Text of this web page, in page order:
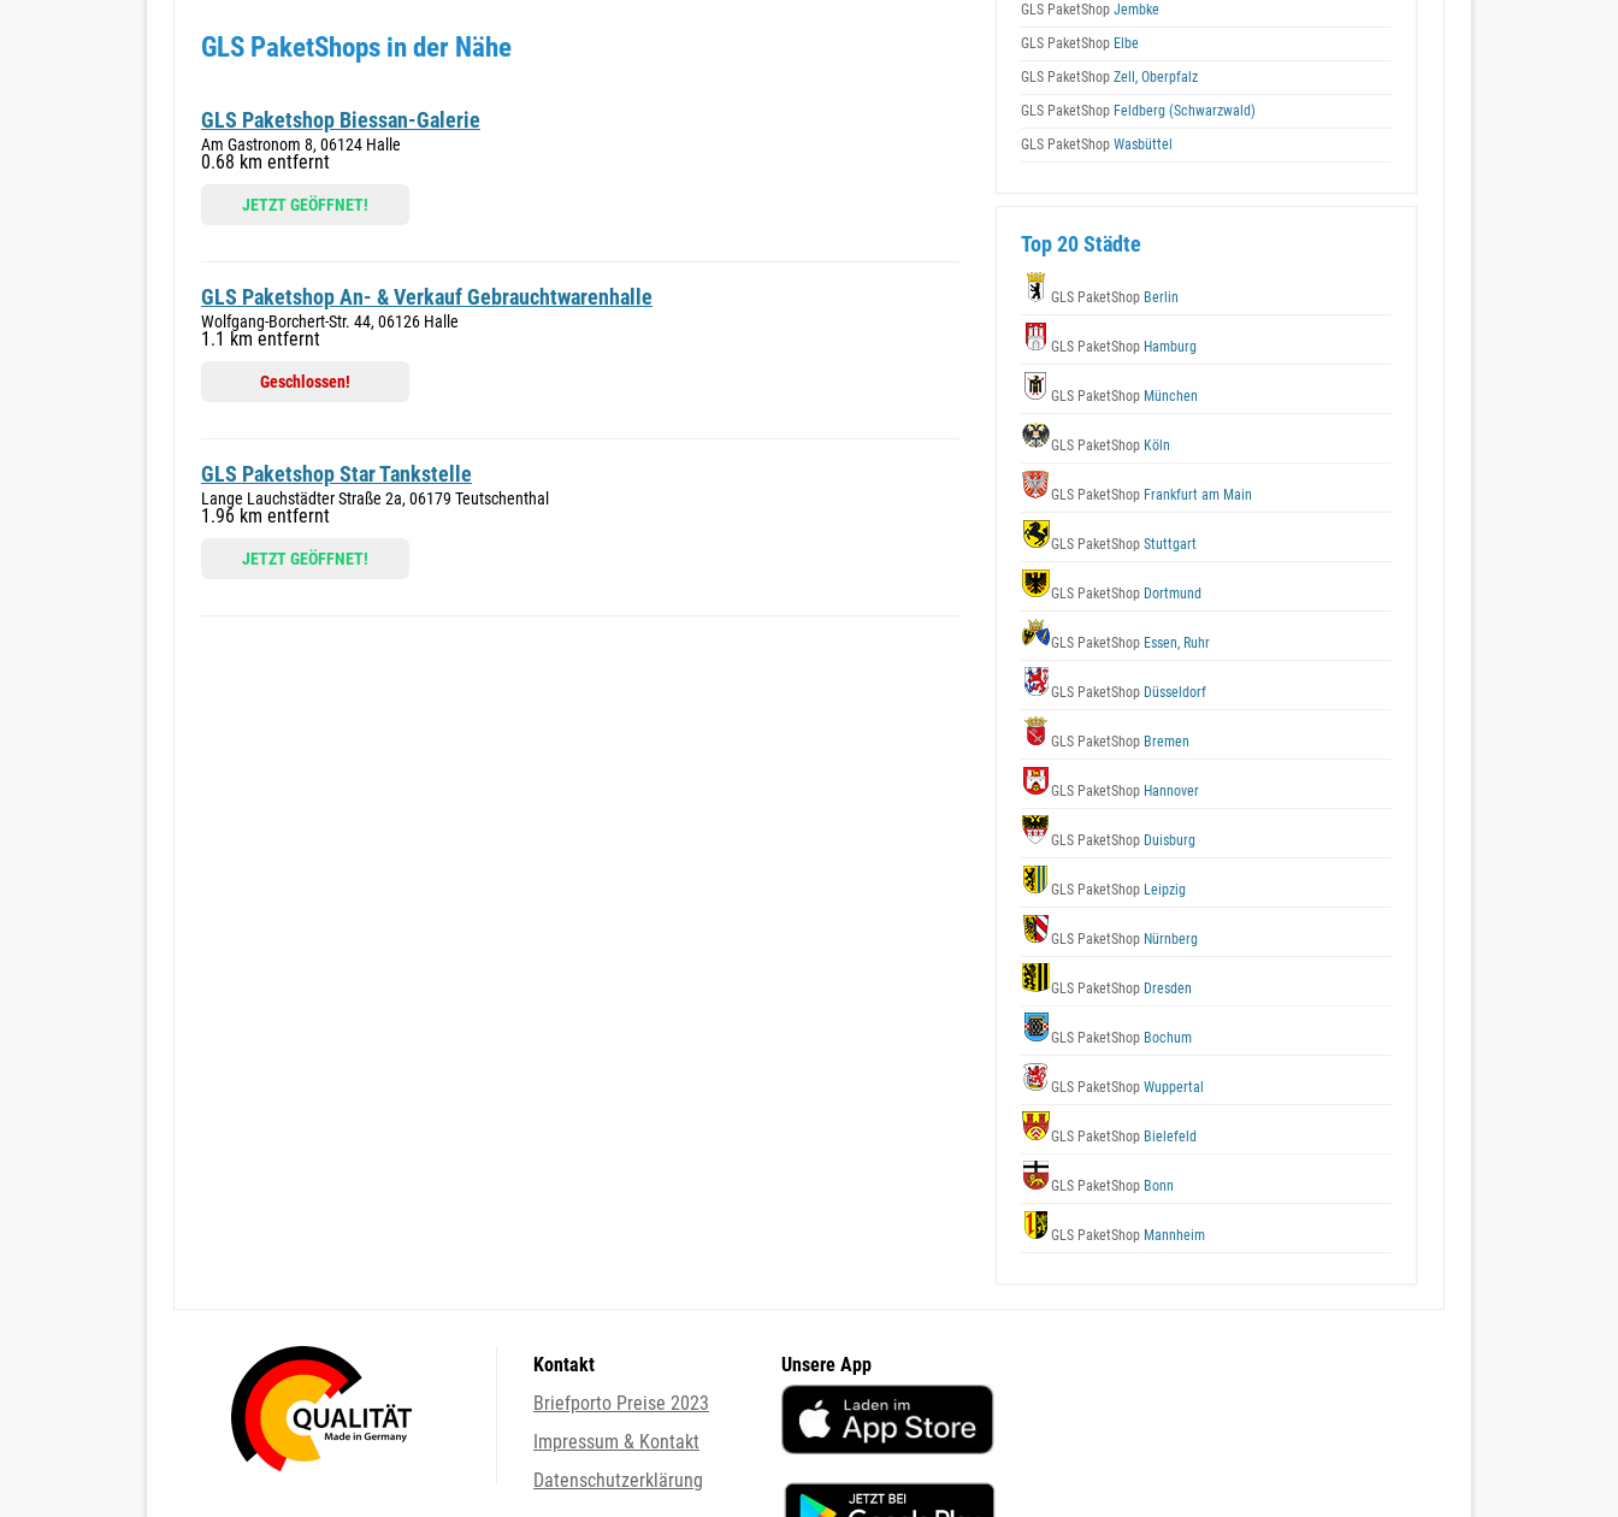
GLS PaketShops in der Nähe
GLS Paketshop Biessan-Galerie
Am Gastronom 8, 06124 Halle
0.68 km entfernt
JETZT GEÖFFNET!
GLS Paketshop An- & Verkauf Gebrauchtwarenhalle
Wolfgang-Borchert-Str. 44, 06126 Halle
1.1 km entfernt
Geschlossen!
GLS Paketshop Star Tankstelle
Lange Lauchstädter Straße 2a, 06179 Teutschenthal
1.96 km entfernt
JETZT GEÖFFNET!
GLS PaketShop Jembke
GLS PaketShop Elbe
GLS PaketShop Zell, Oberpfalz
GLS PaketShop Feldberg (Schwarzwald)
GLS PaketShop Wasbüttel
Top 20 Städte
GLS PaketShop Berlin
GLS PaketShop Hamburg
GLS PaketShop München
GLS PaketShop Köln
GLS PaketShop Frankfurt am Main
GLS PaketShop Stuttgart
GLS PaketShop Dortmund
GLS PaketShop Essen, Ruhr
GLS PaketShop Düsseldorf
GLS PaketShop Bremen
GLS PaketShop Hannover
GLS PaketShop Duisburg
GLS PaketShop Leipzig
GLS PaketShop Nürnberg
GLS PaketShop Dresden
GLS PaketShop Bochum
GLS PaketShop Wuppertal
GLS PaketShop Bielefeld
GLS PaketShop Bonn
GLS PaketShop Mannheim
Kontakt
Briefporto Preise 2023
Impressum & Kontakt
Datenschutzerklärung
Unsere App